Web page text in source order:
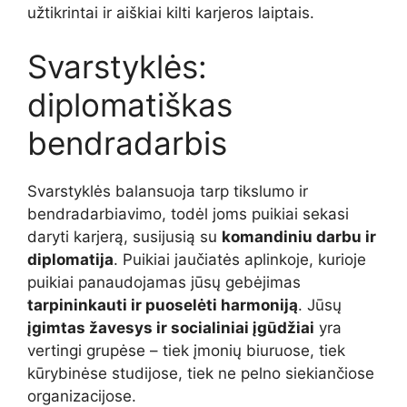
užtikrintai ir aiškiai kilti karjeros laiptais.
Svarstyklės:
diplomatiškas
bendradarbis
Svarstyklės balansuoja tarp tikslumo ir
bendradarbiavimo, todėl joms puikiai sekasi
daryti karjerą, susijusią su komandiniu darbu ir
diplomatija. Puikiai jaučiatės aplinkoje, kurioje
puikiai panaudojamas jūsų gebėjimas
tarpininkauti ir puoselėti harmoniją. Jūsų
įgimtas žavesys ir socialiniai įgūdžiai yra
vertingi grupėse – tiek įmonių biuruose, tiek
kūrybinėse studijose, tiek ne pelno siekiančiose
organizacijose.